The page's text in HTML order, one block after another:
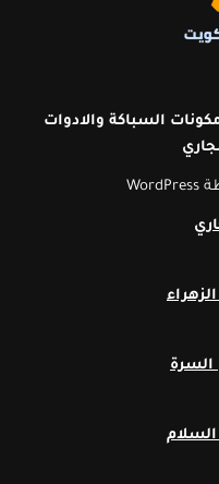
السباكة والادوات
WordPress